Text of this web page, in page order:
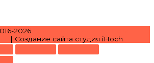
2026
| Создание сайта студия iHoch